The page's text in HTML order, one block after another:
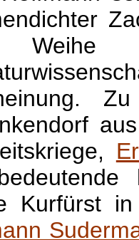
Weihe
Kurfürst